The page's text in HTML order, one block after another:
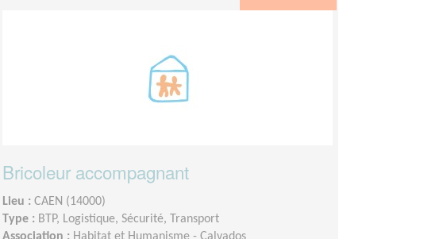
Bricoleur accompagnant
Lieu : CAEN (14000)
Type : BTP, Logistique, Sécurité, Transport